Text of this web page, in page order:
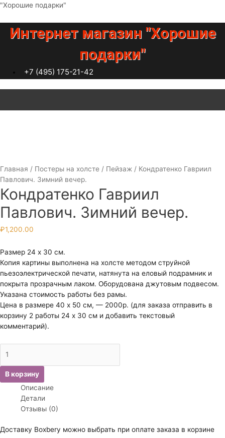
Перейти
"Хорошие подарки"
Интернет магазин "Хорошие
подарки"
+7 (495) 175-21-42
Главная / Постеры на холсте / Пейзаж / Кондратенко Гавриил
Павлович. Зимний вечер.
Кондратенко Гавриил
Павлович. Зимний вечер.
₽1,200.00
Размер 24 х 30 см.
Копия картины выполнена на холсте методом струйной
пьезоэлектрической печати, натянута на еловый подрамник и
покрыта прозрачным лаком. Оборудована джутовым подвесом.
Указана стоимость работы без рамы.
Цена в размере 40 х 50 см, — 2000р. (для заказа отправить в
корзину 2 работы 24 х 30 см и добавить текстовый
комментарий).
товара
Кондратенко
Гавриил
Павлович.
Зимний
вечер.
В корзину
Описание
Детали
Отзывы (0)
Доставку Boxbery можно выбрать при оплате заказа в корзине